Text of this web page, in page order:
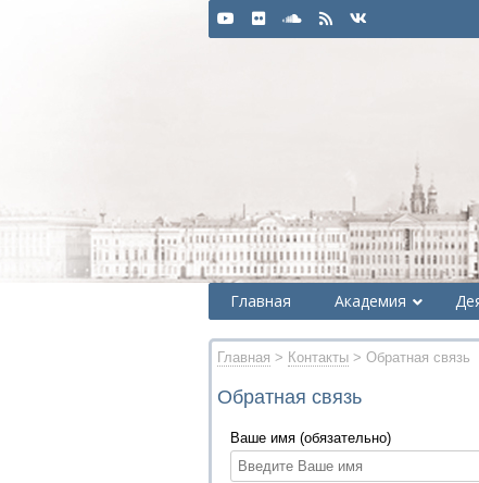
Главная Академия
Главная > Контакты > Обратная связь
Обратная связь
Ваше имя (обязательно)